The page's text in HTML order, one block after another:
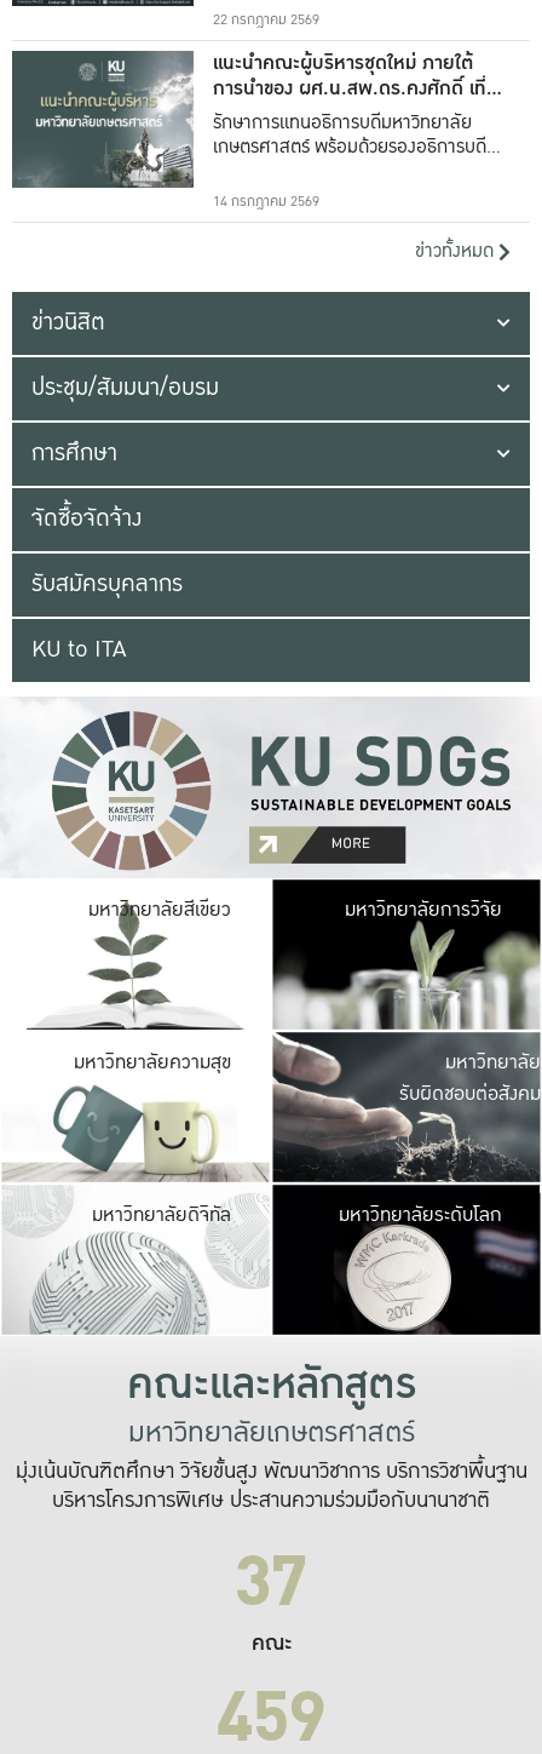
22 กรกฎาคม 2569
แนะนำคณะผู้บริหารชุดใหม่ ภายใต้
การนำของ ผศ.น.สพ.ดร.คงศักดิ์ เที่ยง
ธรรม
รักษาการแทนอธิการบดีมหาวิทยาลัย
เกษตรศาสตร์ พร้อมด้วยรองอธิการบดีทั้ง
14 กรกฎาคม 2569
ข่าวทั้งหมด
ข่าวนิสิต
ประชุม/สัมมนา/อบรม
การศึกษา
จัดซื้อจัดจ้าง
รับสมัครบุคลากร
KU to ITA
มหาวิทยาลัยสีเขียว มหาวิ
มีพื้นที่เขียวสดใส
เป็นป่าในเมือง เกษต
มหาวิทยาลัยการวิจัย
มหาวิทยาลัยความสุข มหาวิ
ค
เปิดประ
และพบเรื่องราวใ
มหาวิทยาลัย
รับผิดชอบต่อสังคม
มหาวิทยาลัยดิจิทัล มหาวิ
เปลี่ยนแปลง แล
เพื่อทำง
ระบบสารสนเทศ
มหาวิทยาลัยระดับโลก
คณะและหลักสูตร
มหาวิทยาลัยเกษตรศาสตร์
มุ่งเน้นบัณฑิตศึกษา วิจัยขั้นสูง พัฒนาวิชาการ บริการวิชาพื้นฐาน
บริหารโครงการพิเศษ ประสานความร่วมมือกับนานาชาติ
37
คณะ
459